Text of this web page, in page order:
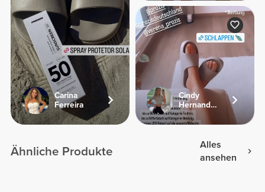
Carina
Ferreira
Cindy
Hernandez
Ähnliche Produkte
Alles
ansehen